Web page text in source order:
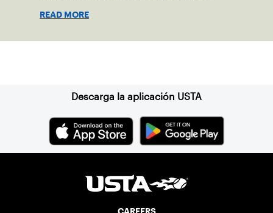
READ MORE
Descarga la aplicación USTA
CAREERS